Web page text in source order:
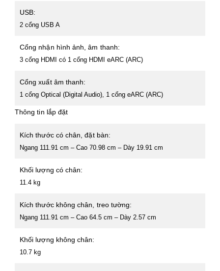
USB:
2 cổng USB A
Cổng nhận hình ảnh, âm thanh:
3 cổng HDMI có 1 cổng HDMI eARC (ARC)
Cổng xuất âm thanh:
1 cổng Optical (Digital Audio), 1 cổng eARC (ARC)
Thông tin lắp đặt
Kích thước có chân, đặt bàn:
Ngang 111.91 cm – Cao 70.98 cm – Dày 19.91 cm
Khối lượng có chân:
11.4 kg
Kích thước không chân, treo tường:
Ngang 111.91 cm – Cao 64.5 cm – Dày 2.57 cm
Khối lượng không chân:
10.7 kg